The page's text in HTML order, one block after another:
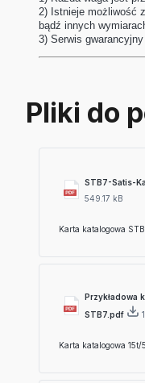
2) Istnieje możliwość
bądź innych
3) Serwis
Pliki do
STB7-Satis-
549.17 kB
Karta katalogowa
Przykładowa
STB7.pdf
Karta katalogowa 15t/